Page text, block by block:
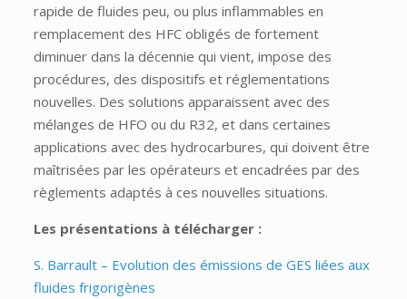
rapide de fluides peu, ou plus inflammables en
remplacement des HFC obligés de fortement
diminuer dans la décennie qui vient, impose des
procédures, des dispositifs et réglementations
nouvelles. Des solutions apparaissent avec des
mélanges de HFO ou du R32, et dans certaines
applications avec des hydrocarbures, qui doivent être
maîtrisées par les opérateurs et encadrées par des
règlements adaptés à ces nouvelles situations.
Les présentations à télécharger :
S. Barrault – Evolution des émissions de GES liées aux
fluides frigorigènes